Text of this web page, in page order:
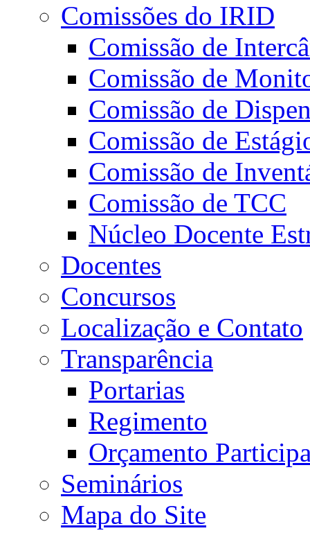
Comissões do IRID
Comissão de
Comissão de
Comissão de
Comissão de
Comissão de
Comissão de TCC
Núcleo Docente
Docentes
Concursos
Localização e Contato
Transparência
Portarias
Regimento
Orçamento
Seminários
Mapa do Site